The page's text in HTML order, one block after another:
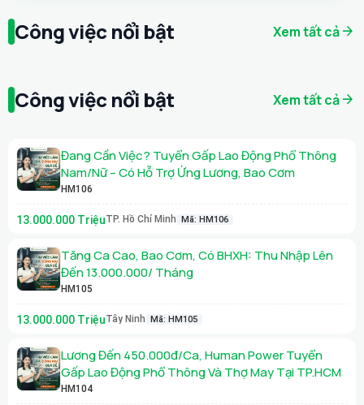
Công việc nổi bật Xem tất cảarrow_forward
Công việc nổi bật Xem tất cảarrow_forward
Đang Cần Việc? Tuyển Gấp Lao Động Phổ Thông
Nam/Nữ – Có Hỗ Trợ Ứng Lương, Bao Cơm
HM106
13.000.000 TriệuTP. Hồ Chí Minh Mã: HM106
Tăng Ca Cao, Bao Cơm, Có BHXH: Thu Nhập Lên
Đến 13.000.000/ Tháng
HM105
13.000.000 TriệuTây Ninh Mã: HM105
Lương Đến 450.000đ/Ca, Human Power Tuyển
Gấp Lao Động Phổ Thông Và Thợ May Tại TP.HCM
HM104